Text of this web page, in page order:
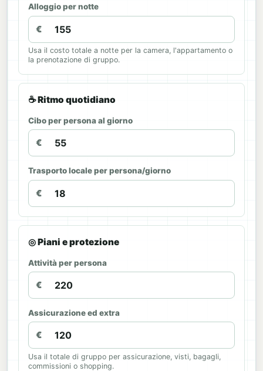
Alloggio per notte
€
Usa il costo totale a notte per la camera, l'appartamento o
la prenotazione di gruppo.
☕ Ritmo quotidiano
Cibo per persona al giorno
€
Trasporto locale per persona/giorno
€
◎ Piani e protezione
Attività per persona
€
Assicurazione ed extra
€
Usa il totale di gruppo per assicurazione, visti, bagagli,
commissioni o shopping.